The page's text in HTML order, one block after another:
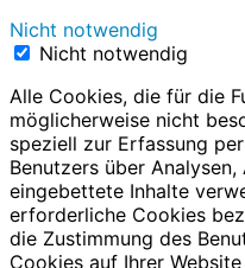
Nicht notwendig
Nicht notwendig
Alle Cookies, die für die
möglicherweise nicht
speziell zur Erfassung
Benutzers über
eingebettete Inhalte
erforderliche Cookies
die Zustimmung des
Cookies auf Ihrer